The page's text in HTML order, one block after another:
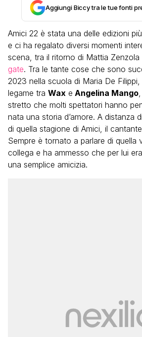
Aggiungi Biccy tra le tue fonti
Amici 22 è stata una delle edizioni
e ci ha regalato diversi momenti
scena, tra il ritorno di Mattia Zenzola
gate. Tra le tante cose che sono
2023 nella scuola di Maria De
legame tra Wax e Angelina Mango
stretto che molti spettatori hanno
nata una storia d’amore. A distanza
di quella stagione di Amici, il
Sempre è tornato a parlare di quella
collega e ha ammesso che per lui
una semplice amicizia.